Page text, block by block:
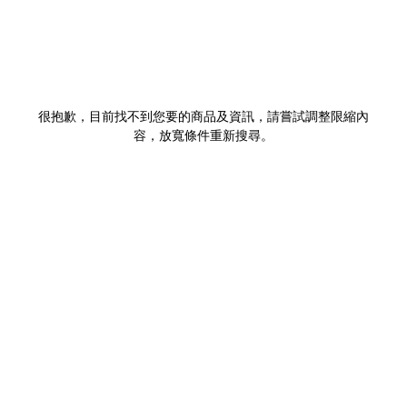
很抱歉，目前找不到您要的商品及資訊，請嘗試調整限縮內
容，放寬條件重新搜尋。